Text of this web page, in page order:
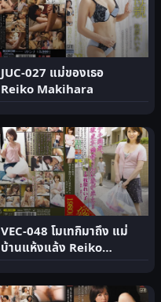
JUC-027 แม่ของเธอ
Reiko Makihara
VEC-048 โมเทกิมาถึง แม่
บ้านแห้งแล้ง Reiko
Makihara